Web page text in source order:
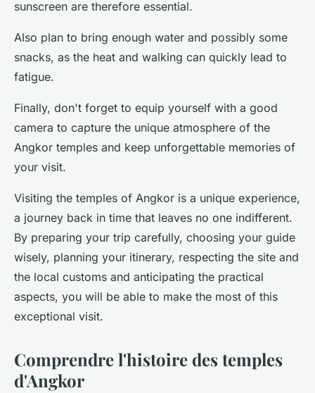
sunscreen are therefore essential.
Also plan to bring enough water and possibly some
snacks, as the heat and walking can quickly lead to
fatigue.
Finally, don't forget to equip yourself with a good
camera to capture the unique atmosphere of the
Angkor temples and keep unforgettable memories of
your visit.
Visiting the temples of Angkor is a unique experience,
a journey back in time that leaves no one indifferent.
By preparing your trip carefully, choosing your guide
wisely, planning your itinerary, respecting the site and
the local customs and anticipating the practical
aspects, you will be able to make the most of this
exceptional visit.
Comprendre l'histoire des temples
d'Angkor